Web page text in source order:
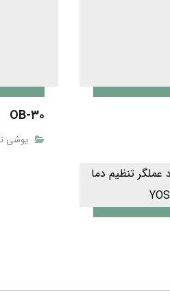
OB-۲G
یوشی